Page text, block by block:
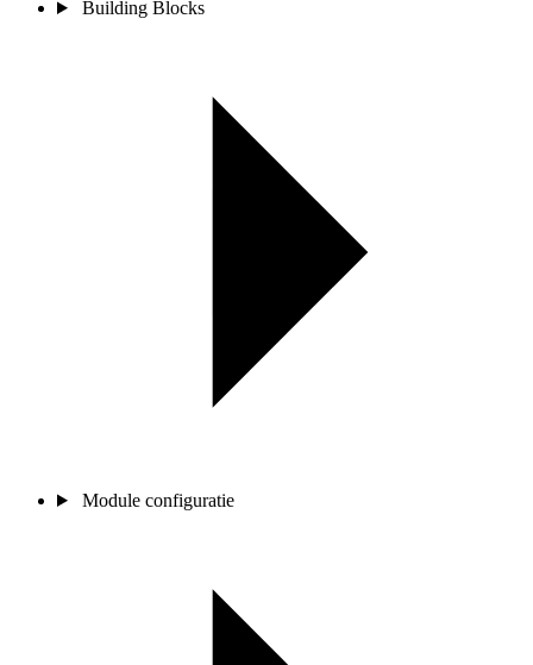
Building Blocks
Module configuratie